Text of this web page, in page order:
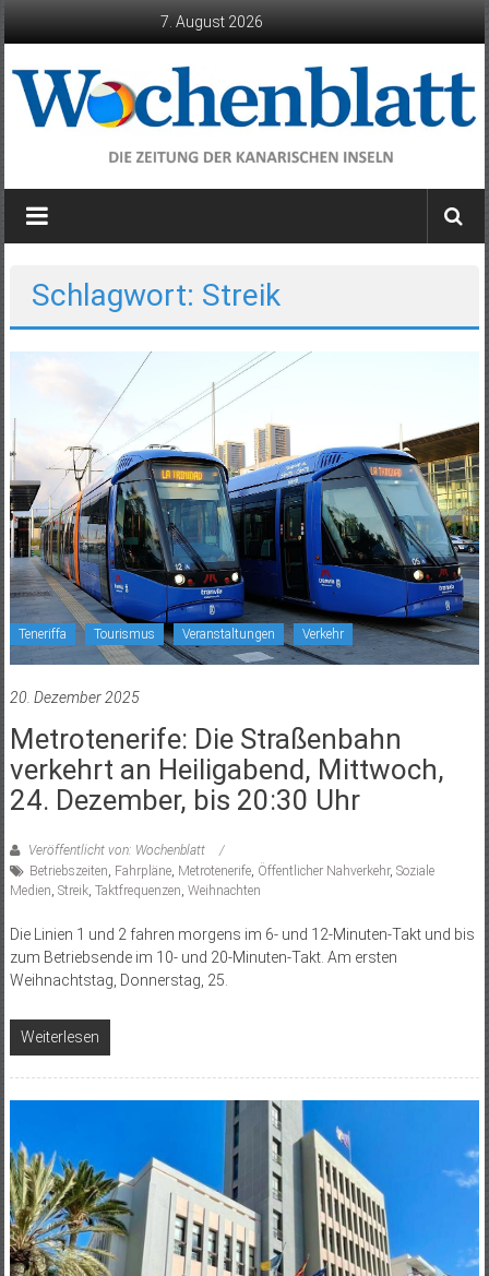
7. August 2026
Wochenblatt
die
Kanarischen
Inseln
Schlagwort: Streik
Teneriffa Tourismus Veranstaltungen Verkehr
20. Dezember 2025
Metrotenerife: Die Straßenbahn
verkehrt an Heiligabend, Mittwoch,
24. Dezember, bis 20:30 Uhr
Veröffentlicht von: Wochenblatt
Betriebszeiten Fahrpläne, Metrotenerife, Öffentlicher Nahverkehr, Soziale
Medien Streik, Taktfrequenzen Weihnachten
Die Linien 1 und 2 fahren morgens im 6- und 12-Minuten-Takt und bis
zum Betriebsende im 10- und 20-Minuten-Takt. Am ersten
Weihnachtstag, Donnerstag, 25.
Weiterlesen